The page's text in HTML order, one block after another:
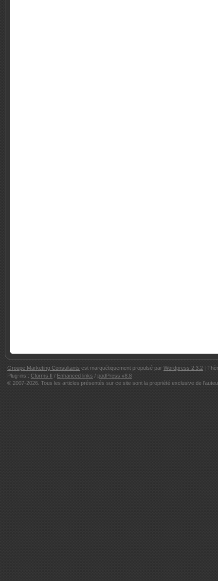
Groupe Marketing Consultants est marquétiquement propulsé par Wordpress 2.3.2 |
Plug-ins : Cforms II / Enhanced links / podPress v8.8
© 2007-2026. Tous les articles présentés sur ce site sont la propriété exclusive de